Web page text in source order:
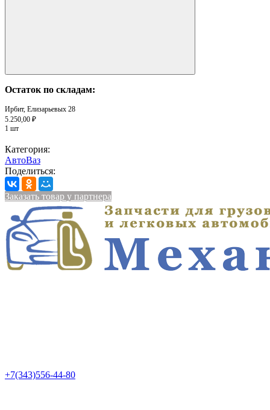
Остаток по складам:
Ирбит, Елизарьевых 28
5.250,00 ₽
1 шт
Категория:
АвтоВаз
Поделиться:
Заказать товар у партнера
+7(343)556-44-80